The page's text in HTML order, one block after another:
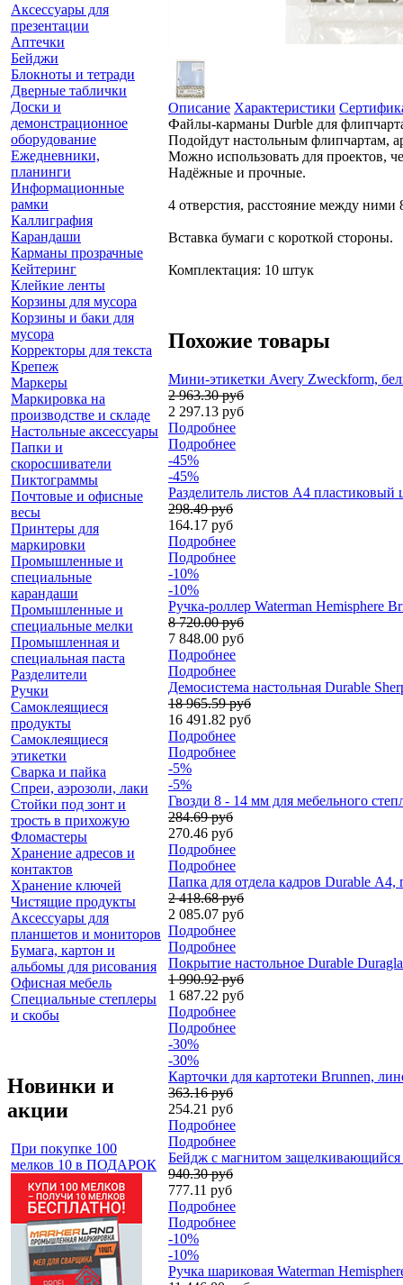
Аксессуары для
презентации
Аптечки
Бейджи
Блокноты и тетради
Дверные таблички
Доски и
демонстрационное
оборудование
Ежедневники,
планинги
Информационные
рамки
Каллиграфия
Карандаши
Карманы прозрачные
Кейтеринг
Клейкие ленты
Корзины для мусора
Корзины и баки для
мусора
Корректоры для текста
Крепеж
Маркеры
Маркировка на
производстве и складе
Настольные аксессуары
Папки и
скоросшиватели
Пиктограммы
Почтовые и офисные
весы
Принтеры для
маркировки
Промышленные и
специальные
карандаши
Промышленные и
специальные мелки
Промышленная и
специальная паста
Разделители
Ручки
Самоклеящиеся
продукты
Самоклеящиеся
этикетки
Сварка и пайка
Спреи, аэрозоли, лаки
Стойки под зонт и
трость в прихожую
Фломастеры
Хранение адресов и
контактов
Хранение ключей
Чистящие продукты
Аксессуары для
планшетов и мониторов
Бумага, картон и
альбомы для рисования
Офисная мебель
Специальные степлеры
и скобы
Новинки и
акции
При покупке 100
мелков 10 в ПОДАРОК
Описание Характеристики
Файлы-карманы Durble для
Подойдут настольным флипчартам,
Можно использовать для проектов,
Надёжные и прочные.
4 отверстия, расстояние между ними
Вставка бумаги с короткой стороны.
Комплектация: 10 штук
Похожие товары
Мини-этикетки Avery Zweckform,
2 963.30 руб
2 297.13 руб
Подробнее
Подробнее
-45%
-45%
Разделитель листов А4 пластиковый
298.49 руб
164.17 руб
Подробнее
Подробнее
-10%
-10%
Ручка-роллер Waterman Hemisphere
8 720.00 руб
7 848.00 руб
Подробнее
Подробнее
Демосистема настольная Durable
18 965.59 руб
16 491.82 руб
Подробнее
Подробнее
-5%
-5%
Гвозди 8 - 14 мм для мебельного
284.69 руб
270.46 руб
Подробнее
Подробнее
Папка для отдела кадров Durable А4,
2 418.68 руб
2 085.07 руб
Подробнее
Подробнее
Покрытие настольное Durable
1 990.92 руб
1 687.22 руб
Подробнее
Подробнее
-30%
-30%
Карточки для картотеки Brunnen,
363.16 руб
254.21 руб
Подробнее
Подробнее
Бейдж с магнитом
940.30 руб
777.11 руб
Подробнее
Подробнее
-10%
-10%
Ручка шариковая Waterman